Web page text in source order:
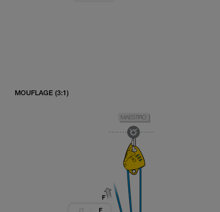
MOUFLAGE (3:1)